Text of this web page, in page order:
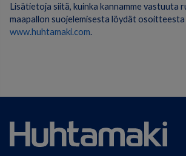
Lisätietoja siitä, kuinka kannamme vastuuta
maapallon suojelemisesta löydät osoitteesta
www.huhtamaki.com.